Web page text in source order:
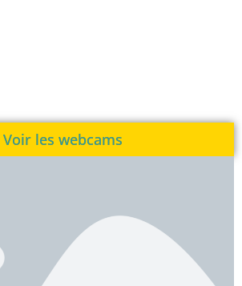
Voir les webcams